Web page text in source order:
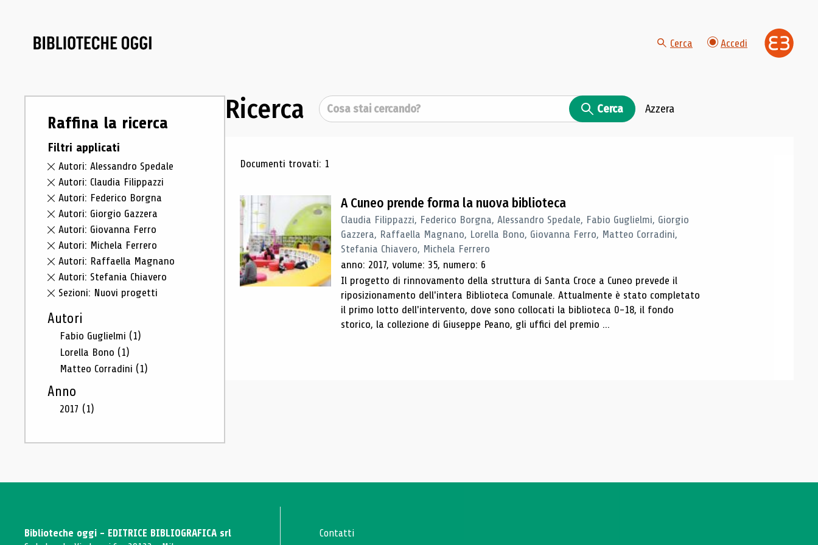
Cerca Accedi
Raffina la ricerca
Filtri applicati
Autori: Alessandro Spedale
Autori: Claudia Filippazzi
Autori: Federico Borgna
Autori: Giorgio Gazzera
Autori: Giovanna Ferro
Autori: Michela Ferrero
Autori: Raffaella Magnano
Autori: Stefania Chiavero
Sezioni: Nuovi progetti
Autori
Fabio Guglielmi (1)
Lorella Bono (1)
Matteo Corradini (1)
Anno
2017 (1)
Ricerca Cerca Cerca Azzera
Risultati di ricerca
Documenti trovati: 1
A Cuneo prende forma la nuova biblioteca
Claudia Filippazzi, Federico Borgna, Alessandro Spedale, Fabio Guglielmi, Giorgio
Gazzera, Raffaella Magnano, Lorella Bono, Giovanna Ferro, Matteo Corradini,
Stefania Chiavero, Michela Ferrero
anno: 2017, volume: 35, numero: 6
Il progetto di rinnovamento della struttura di Santa Croce a Cuneo prevede il
riposizionamento dell'intera Biblioteca Comunale. Attualmente è stato completato
il primo lotto dell'intervento, dove sono collocati la biblioteca 0-18, il fondo
storico, la collezione di Giuseppe Peano, gli uffici del premio ...
Biblioteche oggi - EDITRICE BIBLIOGRAFICA srl
Contatti